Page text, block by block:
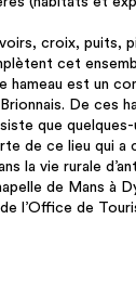
croix, puits,
cet
hameau est un
De ces
que
de ce lieu qui a
la vie rurale
de Mans à
l’Office de